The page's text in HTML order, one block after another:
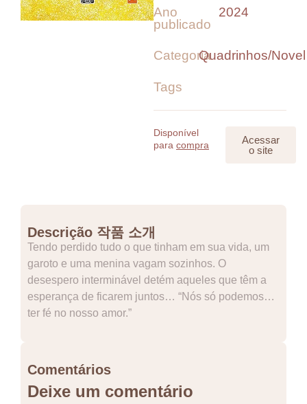
Ano
publicado
2024
CategoriaQuadrinhos/Novel
Tags
Disponível
para compra
Acessar
o site
Descrição 작품 소개
Tendo perdido tudo o que tinham em sua vida, um
garoto e uma menina vagam sozinhos. O
desespero interminável detém aqueles que têm a
esperança de ficarem juntos… “Nós só podemos…
ter fé no nosso amor.”
Comentários
Deixe um comentário